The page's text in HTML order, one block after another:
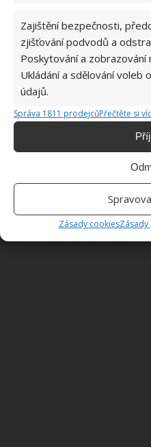
Zajištění bezpečnosti,
zjišťování podvodů a
Poskytování a zobrazování
Ukládání a sdělování voleb
údajů.
Správa 1811 prodejcůPřečtěte si
Zásady cookiesZásady
Některé příliš
prkénka nebo vály,
přebroušením
minerálního oleje.
Prkénka a jiné dřevěné
jedinými místy, kde by
bakterie. Pokud vás
přečíst na BydlímeÚtulně.